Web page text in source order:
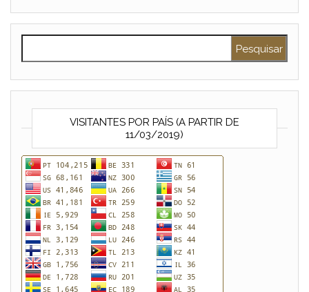
VISITANTES POR PAÍS (A PARTIR DE
11/03/2019)